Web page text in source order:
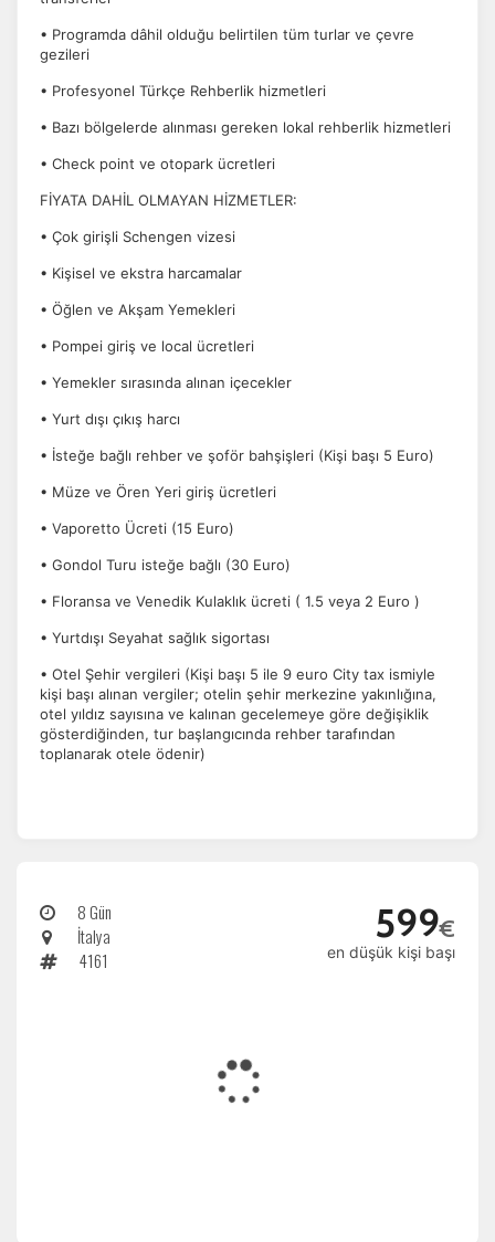
• Programda dâhil olduğu belirtilen tüm turlar ve çevre
gezileri
• Profesyonel Türkçe Rehberlik hizmetleri
• Bazı bölgelerde alınması gereken lokal rehberlik hizmetleri
• Check point ve otopark ücretleri
FİYATA DAHİL OLMAYAN HİZMETLER:
• Çok girişli Schengen vizesi
• Kişisel ve ekstra harcamalar
• Öğlen ve Akşam Yemekleri
• Pompei giriş ve local ücretleri
• Yemekler sırasında alınan içecekler
• Yurt dışı çıkış harcı
• İsteğe bağlı rehber ve şoför bahşişleri (Kişi başı 5 Euro)
• Müze ve Ören Yeri giriş ücretleri
• Vaporetto Ücreti (15 Euro)
• Gondol Turu isteğe bağlı (30 Euro)
• Floransa ve Venedik Kulaklık ücreti ( 1.5 veya 2 Euro )
• Yurtdışı Seyahat sağlık sigortası
• Otel Şehir vergileri (Kişi başı 5 ile 9 euro City tax ismiyle
kişi başı alınan vergiler; otelin şehir merkezine yakınlığına,
otel yıldız sayısına ve kalınan gecelemeye göre değişiklik
gösterdiğinden, tur başlangıcında rehber tarafından
toplanarak otele ödenir)
8 Gün
İtalya
4161
599€
en düşük kişi başı